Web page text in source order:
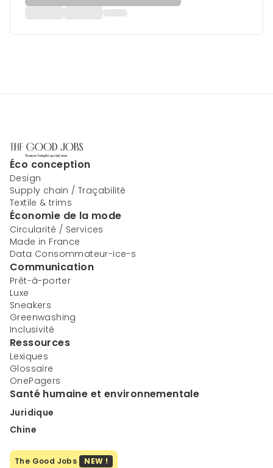
Éco conception
Design
Supply chain / Traçabilité
Textile & trims
Économie de la mode
Circularité / Services
Made in France
Data Consommateur-ice-s
Communication
Prêt-à-porter
Luxe
Sneakers
Greenwashing
Inclusivité
Ressources
Lexiques
Glossaire
OnePagers
Santé humaine et environnementale
Juridique
Chine
The Good Jobs NEW !